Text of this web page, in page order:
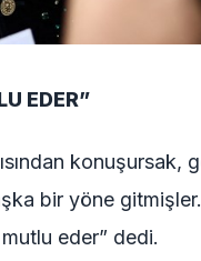
EDER”
konuşursak,
bir yöne
eder” dedi.